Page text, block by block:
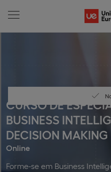
CURSO DE
BUSINESS
DECISION MAKING
Online
Forme-se em Business